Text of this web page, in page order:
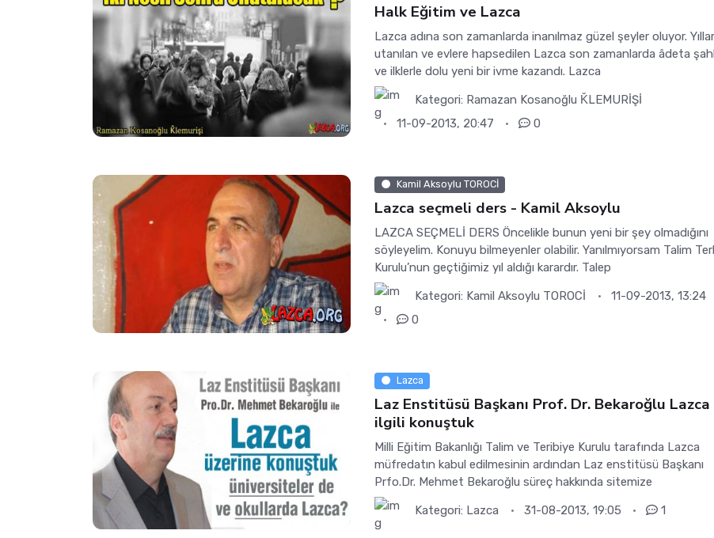
Halk Eğitim ve Lazca
Lazca adına son zamanlarda inanılmaz güzel şeyler oluyor.
utanılan ve evlere hapsedilen Lazca son zamanlarda âdeta
ve ilklerle dolu yeni bir ivme kazandı. Lazca
Kategori: Ramazan Kosanoğlu ǨLEMURİŞİ
11-09-2013, 20:47
0
Kamil Aksoylu TOROCİ
Lazca seçmeli ders - Kamil Aksoylu
LAZCA SEÇMELİ DERS Öncelikle bunun yeni bir şey olmadığını
söyleyelim. Konuyu bilmeyenler olabilir. Yanılmıyorsam Talim
Kurulu’nun geçtiğimiz yıl aldığı karardır. Talep
Kategori: Kamil Aksoylu TOROCİ
11-09-2013, 13:24
0
Lazca
Laz Enstitüsü Başkanı Prof. Dr. Bekaroğlu
ilgili konuştuk
Milli Eğitim Bakanlığı Talim ve Teribiye Kurulu tarafında Lazca
müfredatın kabul edilmesinin ardından Laz enstitüsü Başkanı
Prfo.Dr. Mehmet Bekaroğlu süreç hakkında sitemize
Kategori: Lazca 31-08-2013, 19:05 1